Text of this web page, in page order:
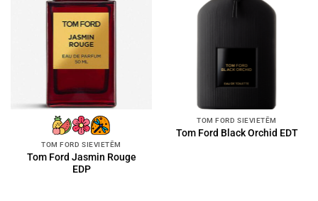
TOM FORD SIEVIETĒM
Tom Ford Jasmin Rouge
EDP
TOM FORD SIEVIETĒM
Tom Ford Black Orchid EDT